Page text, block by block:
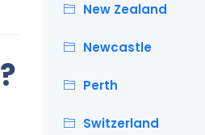
New Zealand
Newcastle
Perth
Switzerland